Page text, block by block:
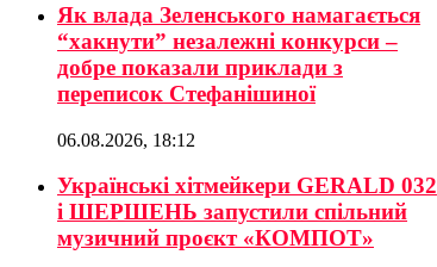
Як влада Зеленського намагається
“хакнути” незалежні конкурси –
добре показали приклади з
переписок Стефанішиної
06.08.2026, 18:12
Українські хітмейкери GERALD 032
і ШЕРШЕНЬ запустили спільний
музичний проєкт «КОМПОТ»